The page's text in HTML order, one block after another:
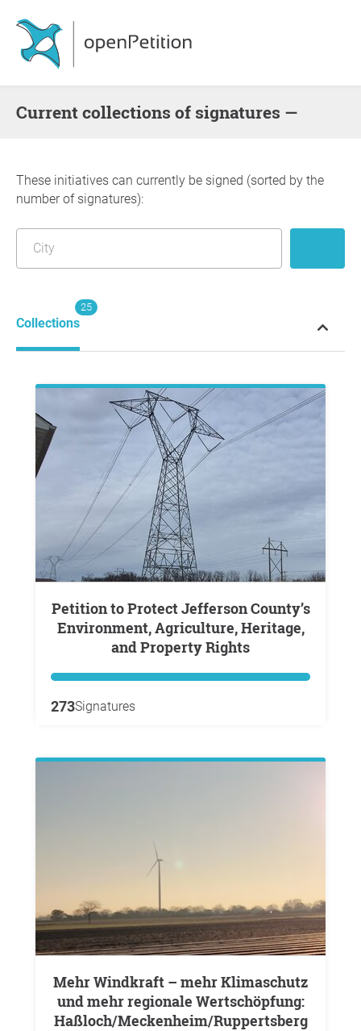
Current collections of signatures —
These initiatives can currently be signed (sorted by the
number of signatures):
Collections
25
Petition to Protect Jefferson County’s
Environment, Agriculture, Heritage,
and Property Rights
273Signatures
Mehr Windkraft – mehr Klimaschutz
und mehr regionale Wertschöpfung:
Haßloch/Meckenheim/Ruppertsberg